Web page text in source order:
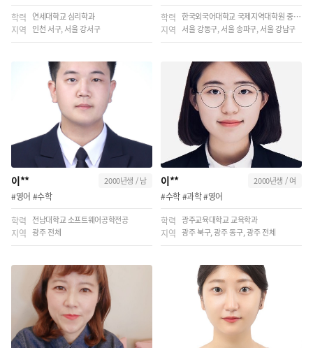
학력 연세대학교 심리학과
지역 인천 서구, 서울 강서구
학력 한국외국어대학교 국제지역대학원 중국경제학과
지역 서울 강동구, 서울 송파구, 서울 강남구
이**
#영어 #수학
2000년생 / 남
학력 전남대학교 소프트웨어공학전공
지역 광주 전체
이**
#수학 #과학 #영어
2000년생 / 여
학력 광주교육대학교 교육학과
지역 광주 북구, 광주 동구, 광주 전체